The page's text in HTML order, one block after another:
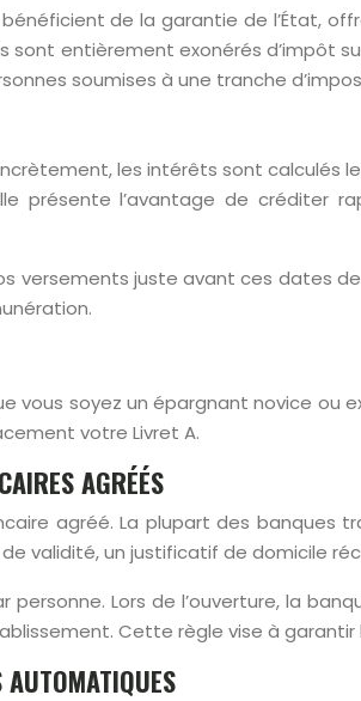
de la garantie de l’État,
entièrement exonérés d’impôt
soumises à une tranche
les intérêts sont calculés
présente l’avantage de créditer
versements juste avant ces dates
vous soyez un épargnant novice
votre Livret A.
AGRÉÉS
agréé. La plupart des banques
validité, un justificatif de domicile
Lors de l’ouverture, la
Cette règle vise à
AUTOMATIQUES